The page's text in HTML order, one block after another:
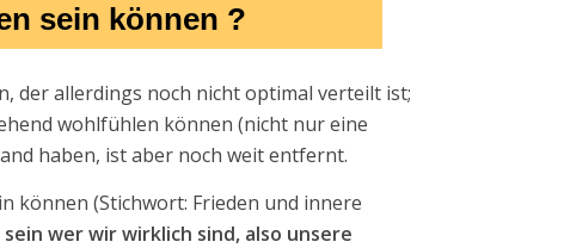
sein können ?
der allerdings noch nicht optimal verteilt ist;
wohlfühlen können (nicht nur eine
haben, ist aber noch weit entfernt.
können (Stichwort: Frieden und innere
wer wir wirklich sind, also unsere